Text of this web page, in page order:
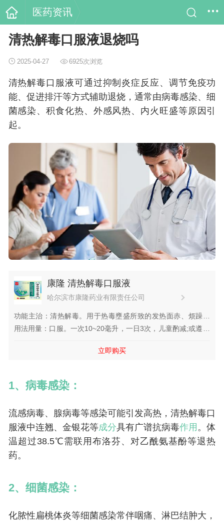
医药资讯
清热解毒口服液退烧吗
2025-04-27 6925次浏览
清热解毒口服液可通过抑制炎症反应、调节免疫功
能、促进排汗等方式辅助退烧，通常由病毒感染、细
菌感染、积食化热、外感风热、内火旺盛等原因引
起。
康隆 清热解毒口服液
哈尔滨市康隆药业有限责任公司
功能主治：清热解毒。用于热毒壅盛所致的发热面赤、烦躁口
渴、咽喉肿痛;流感、上呼吸道感染见上述证候者。
用法用量：口服。一次10~20毫升，一日3次，儿童酌减;或遵医
立即购买
1、病毒感染：
流感病毒、腺病毒等感染可能引发高热，清热解毒口
服液中连翘、金银花等成分具有广谱抗病毒作用 。体
温超过38.5℃需联用布洛芬、对乙酰氨基酚等退热
药。
2、细菌感染：
化脓性扁桃体炎等细菌感染常伴咽痛、淋巴结肿大，